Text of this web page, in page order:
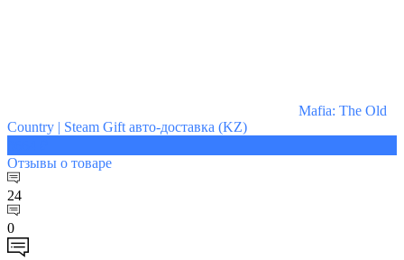
Mafia: The Old
Country | Steam Gift авто-доставка (KZ)
Отзывы о товаре
24
0